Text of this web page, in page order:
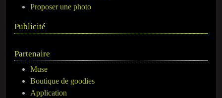
Proposer une photo
Publicité
Partenaire
Muse
Boutique de goodies
Application